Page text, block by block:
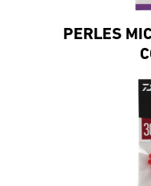
PERLES